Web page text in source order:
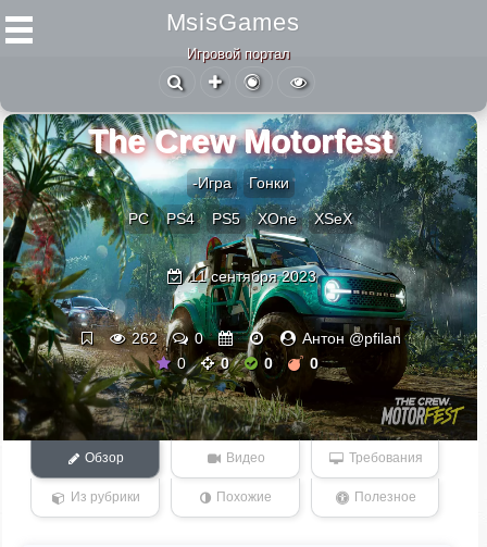
MsisGames
Игровой портал
The Crew Motorfest
-Игра Гонки
PC PS4 PS5 XOne XSeX
11 сентября 2023
262 0
Антон @pfilan
0
0 0 0
Обзор Видео Требования
Из рубрики Похожие Полезное